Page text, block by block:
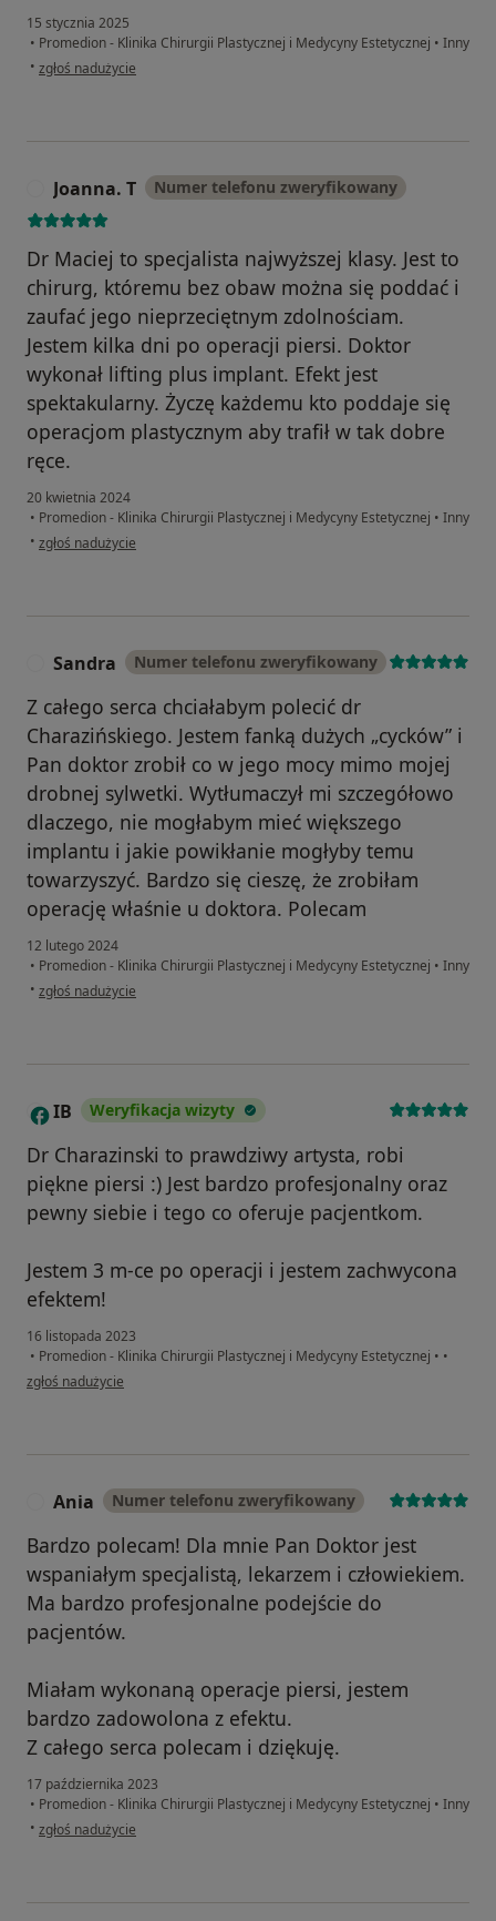
15 stycznia 2025
• Promedion - Klinika Chirurgii Plastycznej i Medycyny Estetycznej • Inny
• w opinii użytkownika Karolina
zgłoś nadużycie
Joanna. T Numer telefonu zweryfikowany
Dr Maciej to specjalista najwyższej klasy. Jest to
chirurg, któremu bez obaw można się poddać i
zaufać jego nieprzeciętnym zdolnościam.
Jestem kilka dni po operacji piersi. Doktor
wykonał lifting plus implant. Efekt jest
spektakularny. Życzę każdemu kto poddaje się
operacjom plastycznym aby trafił w tak dobre
ręce.
20 kwietnia 2024
• Promedion - Klinika Chirurgii Plastycznej i Medycyny Estetycznej • Inny
• w opinii użytkownika Joanna. T
zgłoś nadużycie
Sandra Numer telefonu zweryfikowany
Z całego serca chciałabym polecić dr
Charazińskiego. Jestem fanką dużych „cycków” i
Pan doktor zrobił co w jego mocy mimo mojej
drobnej sylwetki. Wytłumaczył mi szczegółowo
dlaczego, nie mogłabym mieć większego
implantu i jakie powikłanie mogłyby temu
towarzyszyć. Bardzo się cieszę, że zrobiłam
operację właśnie u doktora. Polecam
12 lutego 2024
• Promedion - Klinika Chirurgii Plastycznej i Medycyny Estetycznej • Inny
• w opinii użytkownika Sandra
zgłoś nadużycie
I IB Weryfikacja wizyty
Dr Charazinski to prawdziwy artysta, robi
piękne piersi :) Jest bardzo profesjonalny oraz
pewny siebie i tego co oferuje pacjentkom.
Jestem 3 m-ce po operacji i jestem zachwycona
efektem!
16 listopada 2023
• Promedion - Klinika Chirurgii Plastycznej i Medycyny Estetycznej • •
w opinii użytkownika IB
zgłoś nadużycie
Ania Numer telefonu zweryfikowany
Bardzo polecam! Dla mnie Pan Doktor jest
wspaniałym specjalistą, lekarzem i człowiekiem.
Ma bardzo profesjonalne podejście do
pacjentów.
Miałam wykonaną operacje piersi, jestem
bardzo zadowolona z efektu.
Z całego serca polecam i dziękuję.
17 października 2023
• Promedion - Klinika Chirurgii Plastycznej i Medycyny Estetycznej • Inny
• w opinii użytkownika Ania
zgłoś nadużycie